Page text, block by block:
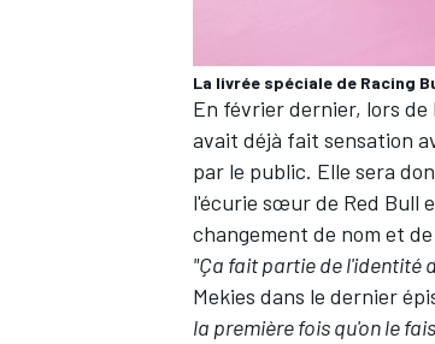
La livrée spéciale de Racing
En février dernier, lors de
avait déjà fait sensation
par le public. Elle sera
l'écurie sœur de Red Bull
changement de nom et
"Ça fait partie de l'identité
Mekies dans le dernier
la première fois qu'on le